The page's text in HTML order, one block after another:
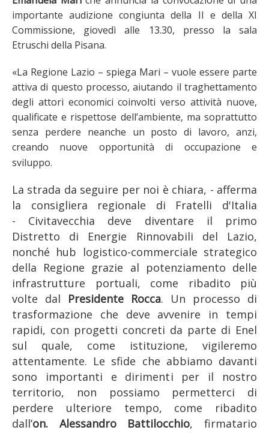
importante audizione congiunta della II e della XI
Commissione, giovedì alle 13.30, presso la sala
Etruschi della Pisana.
«La Regione Lazio – spiega Mari – vuole essere parte
attiva di questo processo, aiutando il traghettamento
degli attori economici coinvolti verso attività nuove,
qualificate e rispettose dell’ambiente, ma soprattutto
senza perdere neanche un posto di lavoro, anzi,
creando nuove opportunità di occupazione e
sviluppo.
La strada da seguire per noi è chiara, - afferma
la consigliera regionale di Fratelli d'Italia
- Civitavecchia deve diventare il primo
Distretto di Energie Rinnovabili del Lazio,
nonché hub logistico-commerciale strategico
della Regione grazie al potenziamento delle
infrastrutture portuali, come ribadito più
volte dal Presidente Rocca. Un processo di
trasformazione che deve avvenire in tempi
rapidi, con progetti concreti da parte di Enel
sul quale, come istituzione, vigileremo
attentamente. Le sfide che abbiamo davanti
sono importanti e dirimenti per il nostro
territorio, non possiamo permetterci di
perdere ulteriore tempo, come ribadito
dall’on. Alessandro Battilocchio, firmatario